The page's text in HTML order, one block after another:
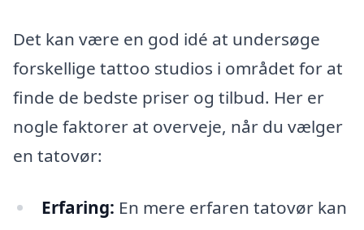
Det kan være en god idé at undersøge
forskellige tattoo studios i området for at
finde de bedste priser og tilbud. Her er
nogle faktorer at overveje, når du vælger
en tatovør:
Erfaring: En mere erfaren tatovør kan